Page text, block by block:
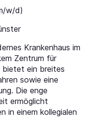
w/d)
Krankenhaus im
Zentrum für
bietet ein breites
sowie eine
Die enge
ermöglicht
in einem kollegialen